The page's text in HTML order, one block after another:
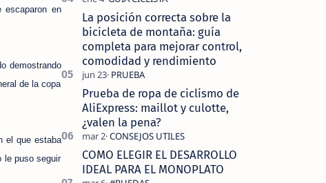
escaparon en
demostrando
de la copa
el que estaba
le puso seguir
La posición correcta sobre la
bicicleta de montaña: guía
completa para mejorar control,
comodidad y rendimiento
Prueba de ropa de ciclismo de
AliExpress: maillot y culotte,
¿valen la pena?
COMO ELEGIR EL DESARROLLO
IDEAL PARA EL MONOPLATO